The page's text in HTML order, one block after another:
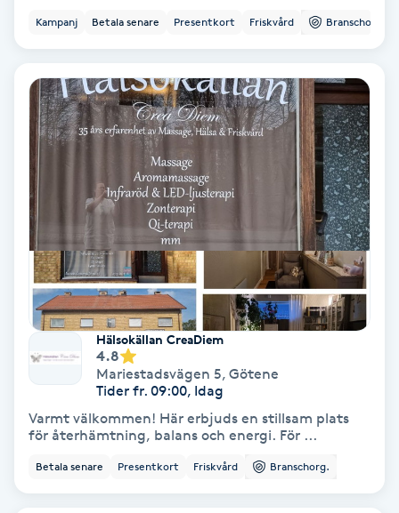
Tatuering
Tatueringsborttagning
Terapi
Thaimassage
Toning
Torr hårbotten
Torrborstning
Triggerpunktsmassage
Trådning
Kampanj Betala senare Presentkort Friskvård Branschorg.
Hälsokällan CreaDiem
4.8
Mariestadsvägen 5, Götene
Tider fr. 09:00, Idag
Varmt välkommen! Här erbjuds en stillsam plats
för återhämtning, balans och energi. För ...
Betala senare Presentkort Friskvård Branschorg.